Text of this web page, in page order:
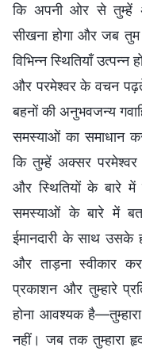
कि अपनी ओर से तुम्हें
सीखना होगा और जब तुम
विभिन्न स्थितियाँ उत्पन्न
और परमेश्वर के वचन
बहनों की अनुभवजन्य
समस्याओं का समाधान
कि तुम्हें अक्सर
और स्थितियों के बारे
समस्याओं के बारे में
ईमानदारी के साथ उसके
और ताड़ना स्वीकार
प्रकाशन और तुम्हारे
होना आवश्यक
नहीं। जब तक तुम्हारा